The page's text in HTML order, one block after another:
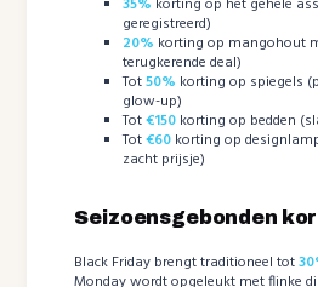
35% korting op het gehele
geregistreerd)
20% korting op mangohout
terugkerende deal)
Tot50% korting op spiegels
glow-up)
Tot€150 korting op bedden
Tot€60 korting op
zacht prijsje)
Seizoensgebonden
Black Friday brengt traditioneel tot